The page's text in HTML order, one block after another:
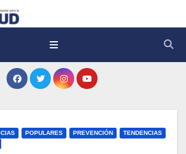
POPULARES PREVENCIÓN
TENDENCIAS